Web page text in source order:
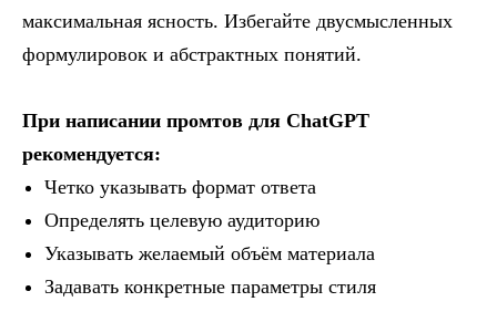
максимальная ясность. Избегайте двусмысленных
формулировок и абстрактных понятий.
При написании промтов для ChatGPT
рекомендуется:
Четко указывать формат ответа
Определять целевую аудиторию
Указывать желаемый объём материала
Задавать конкретные параметры стиля